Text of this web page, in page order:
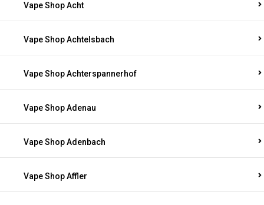
Vape Shop Acht
Vape Shop Achtelsbach
Vape Shop Achterspannerhof
Vape Shop Adenau
Vape Shop Adenbach
Vape Shop Affler